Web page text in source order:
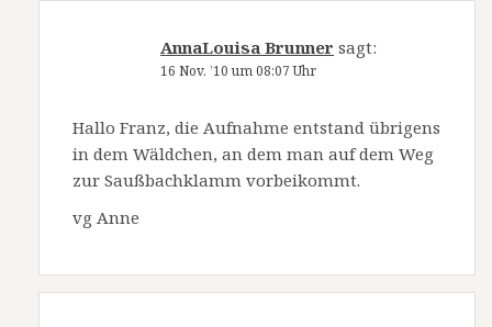
AnnaLouisa Brunner sagt:
16 Nov. ’10 um 08:07 Uhr
Hallo Franz, die Aufnahme entstand übrigens
in dem Wäldchen, an dem man auf dem Weg
zur Saußbachklamm vorbeikommt.
vg Anne